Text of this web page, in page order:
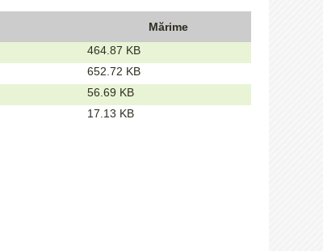
Mărime
464.87 KB
652.72 KB
56.69 KB
17.13 KB